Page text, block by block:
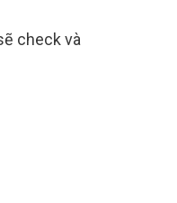
check và